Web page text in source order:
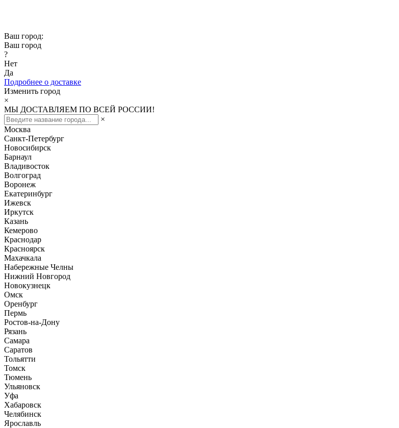
Ваш город:
Ваш город
?
Нет
Да
Подробнее о доставке
Изменить город
×
МЫ ДОСТАВЛЯЕМ ПО ВСЕЙ РОССИИ!
×
Москва
Санкт-Петербург
Новосибирск
Барнаул
Владивосток
Волгоград
Воронеж
Екатеринбург
Ижевск
Иркутск
Казань
Кемерово
Краснодар
Красноярск
Махачкала
Набережные Челны
Нижний Новгород
Новокузнецк
Омск
Оренбург
Пермь
Ростов-на-Дону
Рязань
Самара
Саратов
Тольятти
Томск
Тюмень
Ульяновск
Уфа
Хабаровск
Челябинск
Ярославль